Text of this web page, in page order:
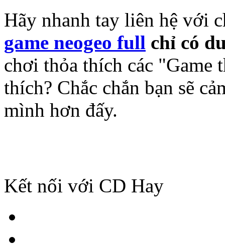
Hãy nhanh tay liên hệ với
game neogeo full chỉ có
chơi thỏa thích các "Game
thích? Chắc chắn bạn sẽ
mình hơn đấy.
Kết nối với CD Hay